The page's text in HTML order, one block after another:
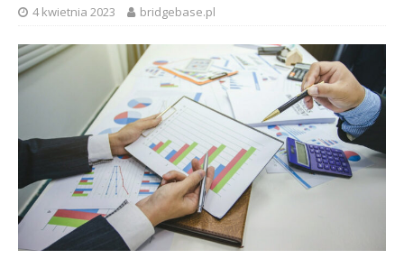
4 kwietnia 2023 bridgebase.pl